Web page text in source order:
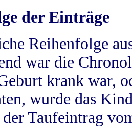
der Einträge
Reihenfolge
war die
krank war,
wurde das
der Taufeintrag